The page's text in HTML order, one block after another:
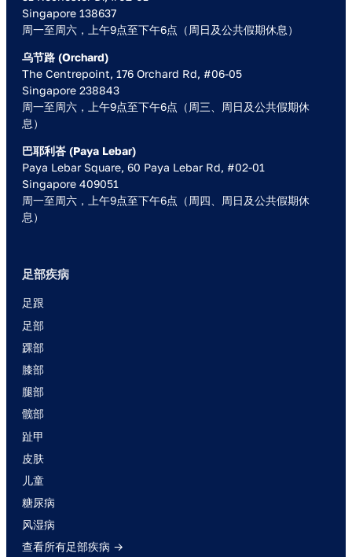
Singapore 138637
周一至周六，上午9点至下午6点（周日及公共假期休息）
乌节路 (Orchard)
The Centrepoint, 176 Orchard Rd, #06-05
Singapore 238843
周一至周六，上午9点至下午6点（周三、周日及公共假期休
息）
巴耶利峇 (Paya Lebar)
Paya Lebar Square, 60 Paya Lebar Rd, #02-01
Singapore 409051
周一至周六，上午9点至下午6点（周四、周日及公共假期休
息）
足部疾病
足跟
足部
踝部
膝部
腿部
髋部
趾甲
皮肤
儿童
糖尿病
风湿病
查看所有足部疾病 →